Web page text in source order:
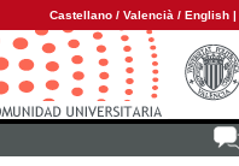
Castellano / Valencià / English |